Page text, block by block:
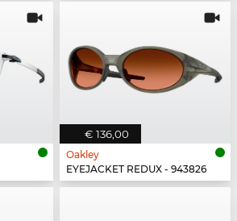
€ 136,00
Oakley
EYEJACKET REDUX - 943826